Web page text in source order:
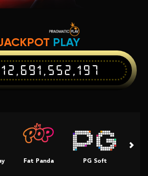
PLAY
12,691,552,197
Fat Panda PG Soft